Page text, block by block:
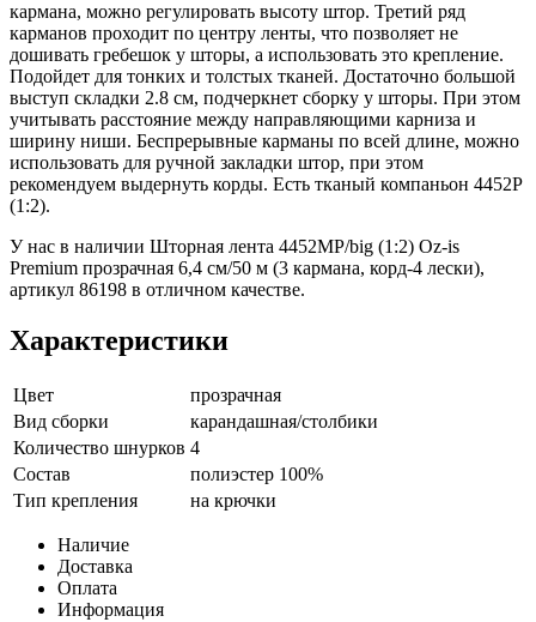
кармана, можно регулировать высоту штор. Третий ряд
карманов проходит по центру ленты, что позволяет не
дошивать гребешок у шторы, а использовать это крепление.
Подойдет для тонких и толстых тканей. Достаточно большой
выступ складки 2.8 см, подчеркнет сборку у шторы. При этом
учитывать расстояние между направляющими карниза и
ширину ниши. Беспрерывные карманы по всей длине, можно
использовать для ручной закладки штор, при этом
рекомендуем выдернуть корды. Есть тканый компаньон 4452Р
(1:2).
У нас в наличии Шторная лента 4452MP/big (1:2) Oz-is
Premium прозрачная 6,4 см/50 м (3 кармана, корд-4 лески),
артикул 86198 в отличном качестве.
Характеристики
Цвет
прозрачная
Вид сборки
карандашная/столбики
Количество шнурков 4
Состав
полиэстер 100%
Тип крепления
на крючки
Наличие
Доставка
Оплата
Информация